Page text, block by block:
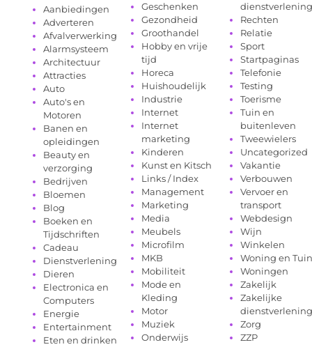
Aanbiedingen
Adverteren
Afvalverwerking
Alarmsysteem
Architectuur
Attracties
Auto
Auto's en
Motoren
Banen en
opleidingen
Beauty en
verzorging
Bedrijven
Bloemen
Blog
Boeken en
Tijdschriften
Cadeau
Dienstverlening
Dieren
Electronica en
Computers
Energie
Entertainment
Eten en drinken
Geschenken
Gezondheid
Groothandel
Hobby en vrije
tijd
Horeca
Huishoudelijk
Industrie
Internet
Internet
marketing
Kinderen
Kunst en Kitsch
Links / Index
Management
Marketing
Media
Meubels
Microfilm
MKB
Mobiliteit
Mode en
Kleding
Motor
Muziek
Onderwijs
dienstverlening
Rechten
Relatie
Sport
Startpaginas
Telefonie
Testing
Toerisme
Tuin en
buitenleven
Tweewielers
Uncategorized
Vakantie
Verbouwen
Vervoer en
transport
Webdesign
Wijn
Winkelen
Woning en Tuin
Woningen
Zakelijk
Zakelijke
dienstverlening
Zorg
ZZP